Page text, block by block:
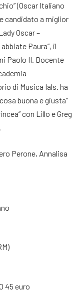
(Oscar Italiano
candidato a miglior
Oscar –
Paura”, il
Paolo II. Docente
di Musica Ials. ha
buona e giusta”
con Lillo e Greg
Perone, Annalisa
45 euro